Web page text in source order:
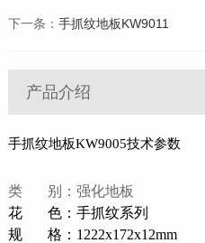
下一条： 手抓纹地板KW9011
产品介绍
手抓纹地板KW9005技术参数
类 别：强化地板
花 色：手抓纹系列
规 格：1222x172x12mm